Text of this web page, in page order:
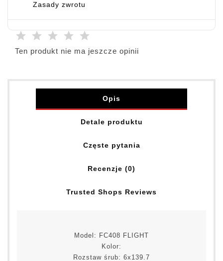
Zasady zwrotu
Ten produkt nie ma jeszcze opinii
Opis
Detale produktu
Częste pytania
Recenzje (0)
Trusted Shops Reviews
Model: FC408 FLIGHT
Kolor:
Rozstaw śrub: 6x139.7